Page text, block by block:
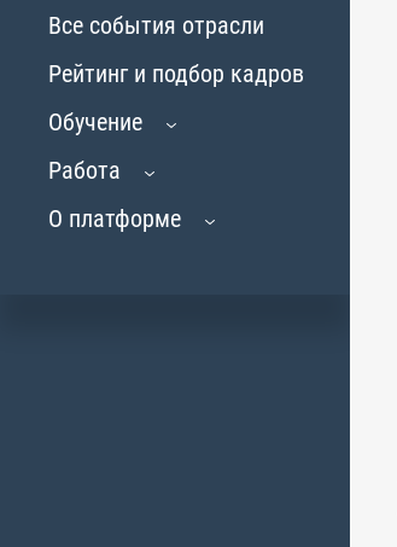
Все события отрасли
Рейтинг и подбор кадров
Обучение
Работа
О платформе